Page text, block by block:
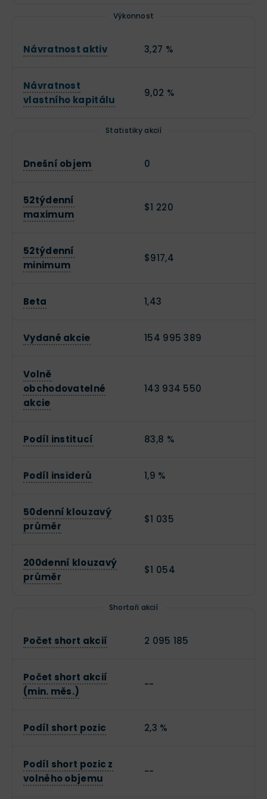
Výkonnost
Návratnost aktiv 3,27 %
Návratnost
vlastního kapitálu
9,02 %
Statistiky akcií
Dnešní objem 0
52týdenní
maximum
$1 220
52týdenní
minimum
$917,4
Beta 1,43
Vydané akcie 154 995 389
Volně
obchodovatelné
akcie
143 934 550
Podíl institucí 83,8 %
Podíl insiderů 1,9 %
50denní klouzavý
průměr
$1 035
200denní klouzavý
průměr
$1 054
Shortaři akcií
Počet short akcií 2 095 185
Počet short akcií
(min. měs.)
--
Podíl short pozic 2,3 %
Podíl short pozic z
volného objemu
--